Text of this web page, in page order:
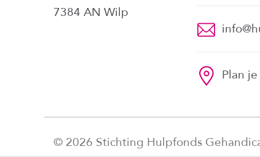
7384 AN Wilp
Plan
© 2026 Stichting Hulpfonds